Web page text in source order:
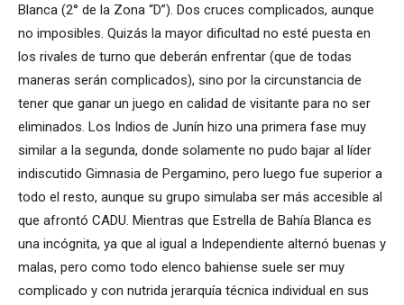
Blanca (2° de la Zona “D”). Dos cruces complicados, aunque
no imposibles. Quizás la mayor dificultad no esté puesta en
los rivales de turno que deberán enfrentar (que de todas
maneras serán complicados), sino por la circunstancia de
tener que ganar un juego en calidad de visitante para no ser
eliminados. Los Indios de Junín hizo una primera fase muy
similar a la segunda, donde solamente no pudo bajar al líder
indiscutido Gimnasia de Pergamino, pero luego fue superior a
todo el resto, aunque su grupo simulaba ser más accesible al
que afrontó CADU. Mientras que Estrella de Bahía Blanca es
una incógnita, ya que al igual a Independiente alternó buenas y
malas, pero como todo elenco bahiense suele ser muy
complicado y con nutrida jerarquía técnica individual en sus